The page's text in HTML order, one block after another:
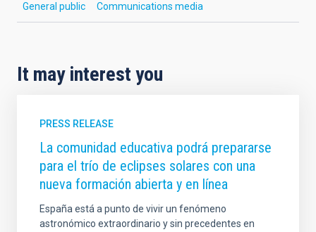
General public Communications media
It may interest you
PRESS RELEASE
La comunidad educativa podrá prepararse
para el trío de eclipses solares con una
nueva formación abierta y en línea
España está a punto de vivir un fenómeno
astronómico extraordinario y sin precedentes en